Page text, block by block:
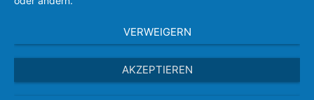
VERWEIGERN
AKZEPTIEREN